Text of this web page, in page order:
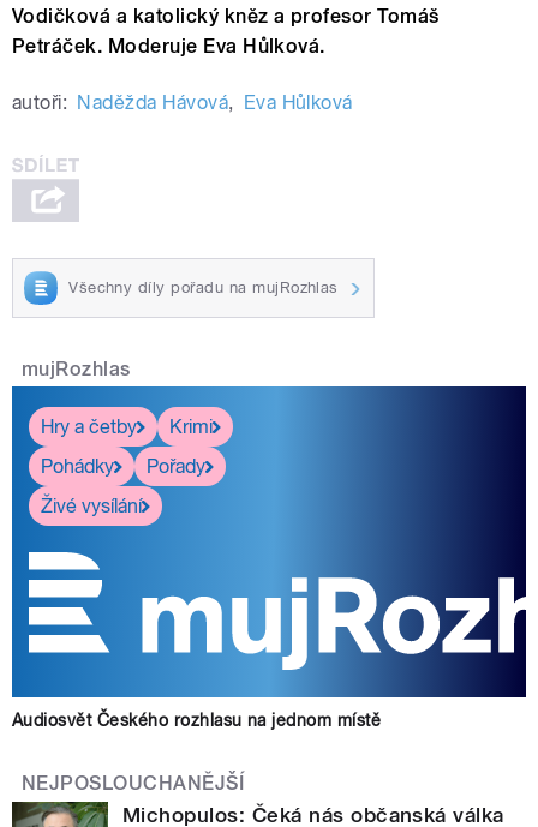
Vodičková a katolický kněz a profesor Tomáš
Petráček. Moderuje Eva Hůlková.
autoři: Naděžda Hávová, Eva Hůlková
Všechny díly pořadu na mujRozhlas
mujRozhlas
Hry a četby
Krimi
Pohádky
Pořady
Živé vysílání
Audiosvět Českého rozhlasu na jednom místě
NEJPOSLOUCHANĚJŠÍ
Michopulos: Čeká nás občanská válka